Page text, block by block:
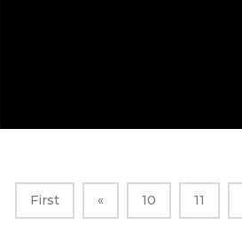
First « 10 11